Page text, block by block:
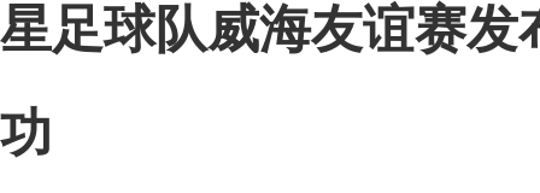
星足球队威海友谊赛发
功